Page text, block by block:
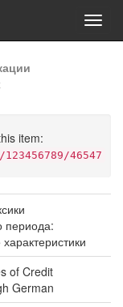
item:
46547
периода:
of Credit
German